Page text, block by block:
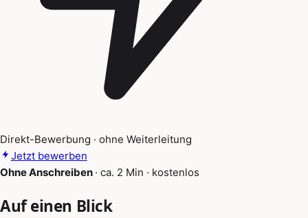
Direkt-Bewerbung · ohne Weiterleitung
Jetzt bewerben
Ohne Anschreiben · ca. 2 Min · kostenlos
Auf einen Blick